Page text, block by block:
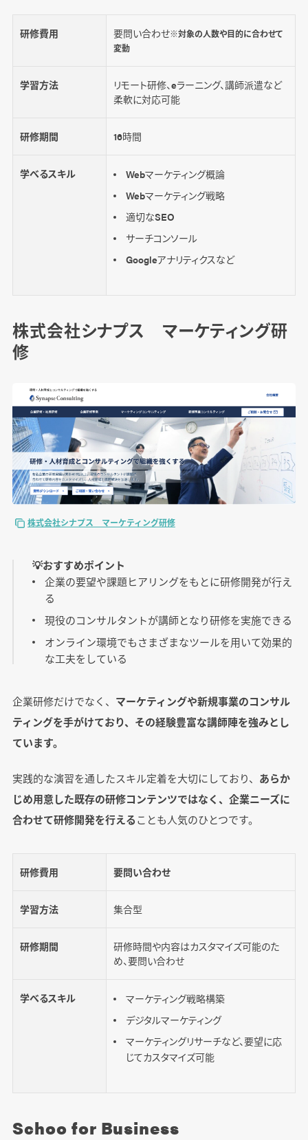
研修費用 要問い合わせ※対象の人数や目的に合わせて
変動
学習方法
リモート研修、eラーニング、講師派遣など
柔軟に対応可能
研修期間 16時間
学べるスキル
Webマーケティング概論
Webマーケティング戦略
適切なSEO
サーチコンソール
Googleアナリティクスなど
株式会社シナプス マーケティング研
修
株式会社シナプス マーケティング研修
💡おすすめポイント
企業の要望や課題ヒアリングをもとに研修開発が行え
る
現役のコンサルタントが講師となり研修を実施できる
オンライン環境でもさまざまなツールを用いて効果的
な工夫をしている
企業研修だけでなく、 マーケティングや新規事業のコンサル
ティングを手がけており、その経験豊富な講師陣を強みとし
ています。
実践的な演習を通したスキル定着を大切にしており、 あらか
じめ用意した既存の研修コンテンツではなく、企業ニーズに
合わせて研修開発を行えることも人気のひとつです。
研修費用 要問い合わせ
学習方法 集合型
研修期間
研修時間や内容はカスタマイズ可能のた
め、要問い合わせ
学べるスキル
マーケティング戦略構築
デジタルマーケティング
マーケティングリサーチなど、要望に応
じてカスタマイズ可能
Schoo for Business